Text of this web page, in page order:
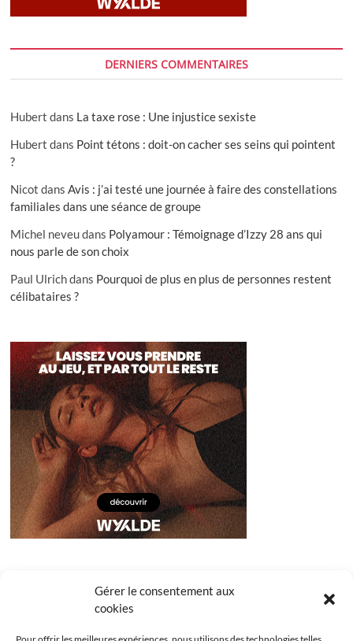
Gérer le consentement aux
cookies
DERNIERS COMMENTAIRES
Hubert dans La taxe rose : Une injustice sexiste
Hubert dans Point tétons : doit-on cacher ses seins qui pointent
?
Nicot dansAvis : j’ai testé une journée à faire des constellations
familiales dans une séance de groupe
Michel neveudans Polyamour : Témoignage d’Izzy 28 ans qui
nous parle de son choix
Paul Ulrichdans Pourquoi de plus en plus de personnes restent
célibataires ?